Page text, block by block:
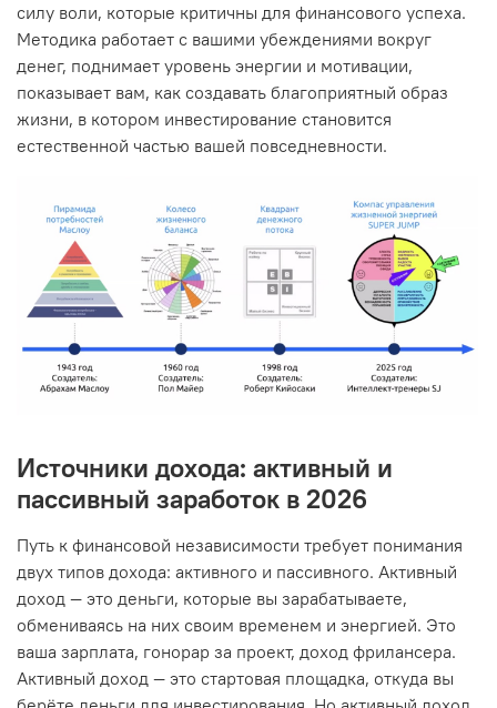
силу воли, которые критичны для финансового успеха.
Методика работает с вашими убеждениями вокруг
денег, поднимает уровень энергии и мотивации,
показывает вам, как создавать благоприятный образ
жизни, в котором инвестирование становится
естественной частью вашей повседневности.
Источники дохода: активный и
пассивный заработок в 2026
Путь к финансовой независимости требует понимания
двух типов дохода: активного и пассивного. Активный
доход — это деньги, которые вы зарабатываете,
обмениваясь на них своим временем и энергией. Это
ваша зарплата, гонорар за проект, доход фрилансера.
Активный доход — это стартовая площадка, откуда вы